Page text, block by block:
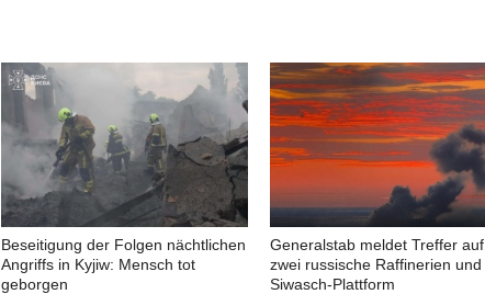
Beseitigung der Folgen nächtlichen
Angriffs in Kyjiw: Mensch tot
geborgen
Generalstab meldet Treffer auf
zwei russische Raffinerien und
Siwasch-Plattform